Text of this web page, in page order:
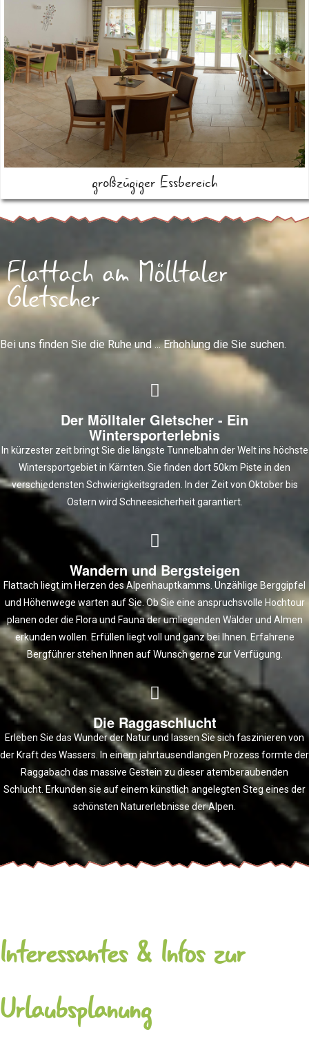
großzügiger Essbereich
Flattach am Mölltaler
Gletscher
Bei uns finden Sie die Ruhe und ... Erhohlung die Sie suchen.
Der Mölltaler Gletscher - Ein
Wintersporterlebnis
In kürzester zeit bringt Sie die längste Tunnelbahn der Welt ins höchste
Wintersportgebiet in Kärnten. Sie finden dort 50km Piste in den
verschiedensten Schwierigkeitsgraden. In der Zeit von Oktober bis
Ostern wird Schneesicherheit garantiert.
Wandern und Bergsteigen
Flattach liegt im Herzen des Alpenhauptkamms. Unzählige Berggipfel
und Höhenwege warten auf Sie. Ob Sie eine anspruchsvolle Hochtour
planen oder die Flora und Fauna der umliegenden Wälder und Almen
erkunden wollen. Erfüllen liegt voll und ganz bei Ihnen. Erfahrene
Bergführer stehen Ihnen auf Wunsch gerne zur Verfügung.
Die Raggaschlucht
Erleben Sie das Wunder der Natur und lassen Sie sich faszinieren von
der Kraft des Wassers. In einem jahrtausendlangen Prozess formte der
Raggabach das massive Gestein zu dieser atemberaubenden
Schlucht. Erkunden sie auf einem künstlich angelegten Steg eines der
schönsten Naturerlebnisse der Alpen.
Interessantes & Infos zur
Urlaubsplanung